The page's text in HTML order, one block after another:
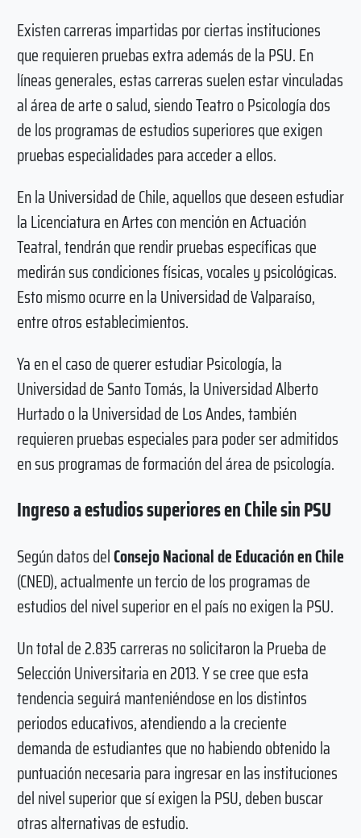
Existen carreras impartidas por ciertas instituciones
que requieren pruebas extra además de la PSU. En
líneas generales, estas carreras suelen estar vinculadas
al área de arte o salud, siendo Teatro o Psicología dos
de los programas de estudios superiores que exigen
pruebas especialidades para acceder a ellos.
En la Universidad de Chile, aquellos que deseen estudiar
la Licenciatura en Artes con mención en Actuación
Teatral, tendrán que rendir pruebas específicas que
medirán sus condiciones físicas, vocales y psicológicas.
Esto mismo ocurre en la Universidad de Valparaíso,
entre otros establecimientos.
Ya en el caso de querer estudiar Psicología, la
Universidad de Santo Tomás, la Universidad Alberto
Hurtado o la Universidad de Los Andes, también
requieren pruebas especiales para poder ser admitidos
en sus programas de formación del área de psicología.
Ingreso a estudios superiores en Chile sin PSU
Según datos delConsejo Nacional de Educación en Chile
(CNED), actualmente un tercio de los programas de
estudios del nivel superior en el país no exigen la PSU.
Un total de 2.835 carreras no solicitaron la Prueba de
Selección Universitaria en 2013. Y se cree que esta
tendencia seguirá manteniéndose en los distintos
periodos educativos, atendiendo a la creciente
demanda de estudiantes que no habiendo obtenido la
puntuación necesaria para ingresar en las instituciones
del nivel superior que sí exigen la PSU, deben buscar
otras alternativas de estudio.